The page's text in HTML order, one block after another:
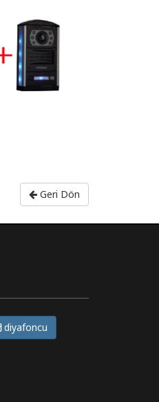
Geri Dön
diyafoncu